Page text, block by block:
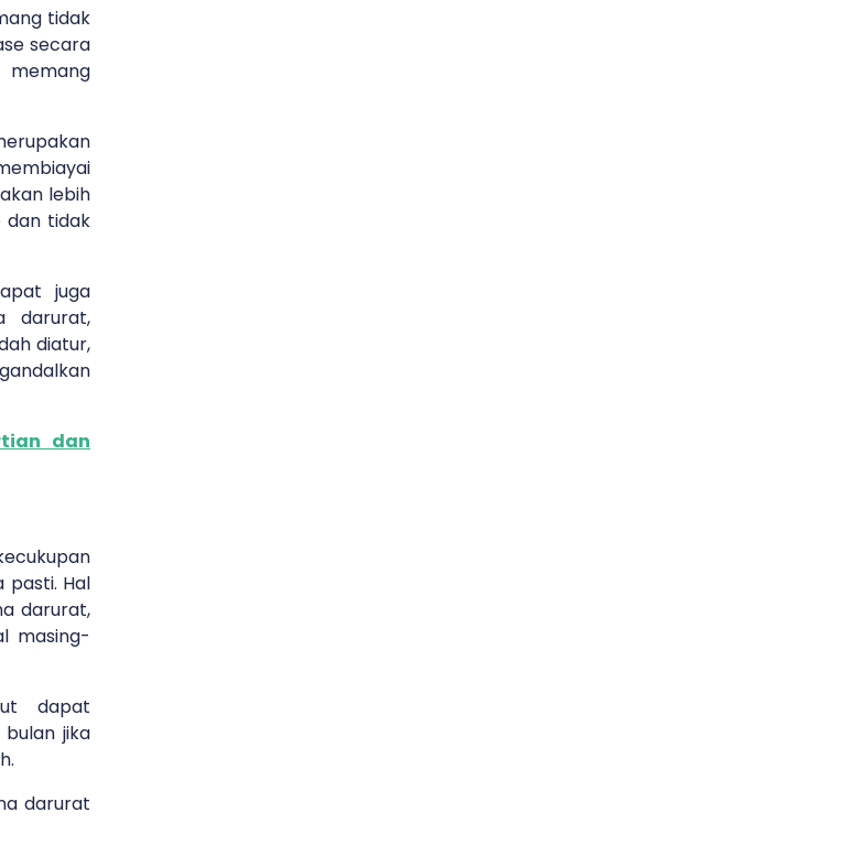
tidak
secara
lebih
dan tidak
juga
darurat,
diatur,
dan
pasti. Hal
darurat,
masing-
dapat
jika
darurat